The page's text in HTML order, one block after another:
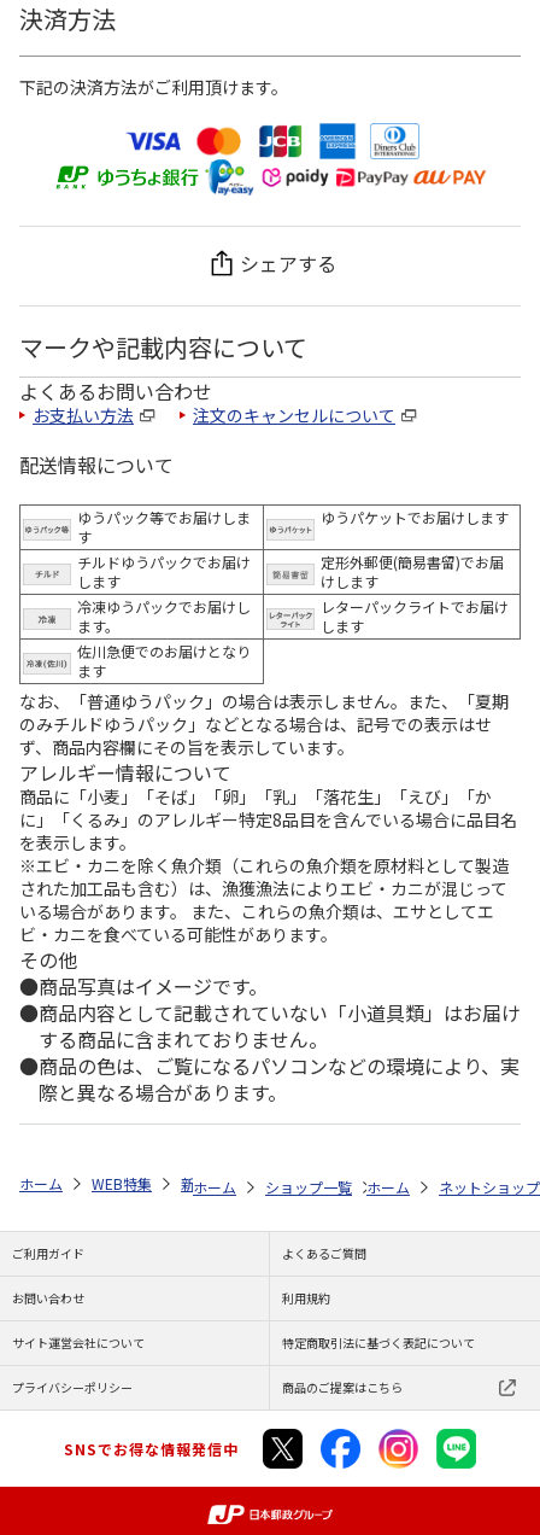
決済方法
下記の決済方法がご利用頂けます。
シェアする
マークや記載内容について
よくあるお問い合わせ
お支払い方法 注文のキャンセルについて
配送情報について
ゆうパック等でお届けしま
す
ゆうパケットでお届けします
チルドゆうパックでお届け
します
定形外郵便(簡易書留)でお届
けします
冷凍ゆうパックでお届けし
ます。
レターパックライトでお届け
します
佐川急便でのお届けとなり
ます
なお、「普通ゆうパック」の場合は表示しません。また、「夏期
のみチルドゆうパック」などとなる場合は、記号での表示はせ
ず、商品内容欄にその旨を表示しています。
アレルギー情報について
商品に「小麦」「そば」「卵」「乳」「落花生」「えび」「か
に」「くるみ」のアレルギー特定8品目を含んでいる場合に品目名
を表示します。
※エビ・カニを除く魚介類（これらの魚介類を原材料として製造
された加工品も含む）は、漁獲漁法によりエビ・カニが混じって
いる場合があります。 また、これらの魚介類は、エサとしてエ
ビ・カニを食べている可能性があります。
その他
商品写真はイメージです。
商品内容として記載されていない「小道具類」はお届け
する商品に含まれておりません。
商品の色は、ご覧になるパソコンなどの環境により、実
際と異なる場合があります。
ホーム WEB特集 新生活雑貨 全商品一覧 ～3,000円未満
ホーム ショップ一覧 株式会社大和 同梱
ホーム ネットショップ
ご利用ガイド よくあるご質問
お問い合わせ 利用規約
サイト運営会社について 特定商取引法に基づく表記について
プライバシーポリシー 商品のご提案はこちら
SNSでお得な情報発信中